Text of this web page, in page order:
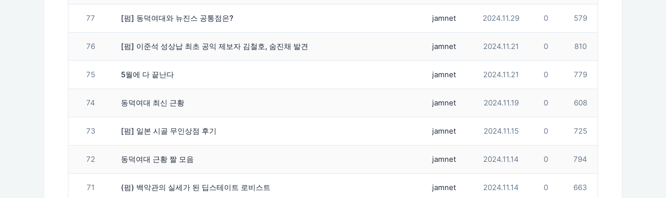
77 [펌] 동덕여대와 뉴진스 공통점은? jamnet 2024.11.29 0 579
76 [펌] 이준석 성상납 최초 공익 제보자 김철호, 숨진채 발견 jamnet 2024.11.21 0 810
75 5월에 다 끝난다 jamnet 2024.11.21 0 779
74 동덕여대 최신 근황 jamnet 2024.11.19 0 608
73 [펌] 일본 시골 무인상점 후기 jamnet 2024.11.15 0 725
72 동덕여대 근황 짤 모음 jamnet 2024.11.14 0 794
71 (펌) 백악관의 실세가 된 딥스테이트 로비스트 jamnet 2024.11.14 0 663